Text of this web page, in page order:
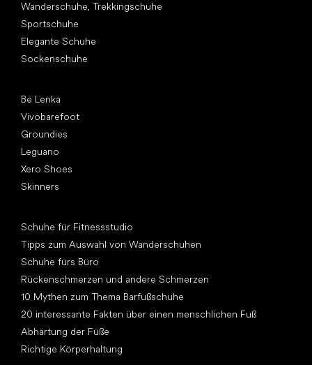
Wanderschuhe, Trekkingschuhe
Sportschuhe
Elegante Schuhe
Sockenschuhe
Be Lenka
Vivobarefoot
Groundies
Leguano
Xero Shoes
Skinners
Schuhe für Fitnessstudio
Tipps zum Auswahl von Wanderschuhen
Schuhe fürs Büro
Rückenschmerzen und andere Schmerzen
10 Mythen zum Thema Barfußschuhe
20 interessante Fakten über einen menschlichen Fuß
Abhärtung der Füße
Richtige Körperhaltung